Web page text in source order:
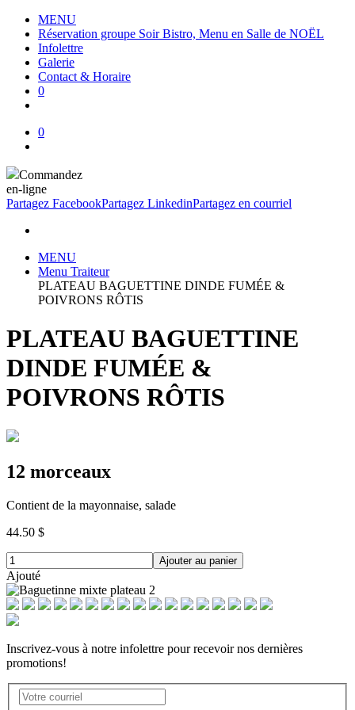
MENU
Réservation groupe Soir Bistro, Menu en Salle de NOËL
Infolettre
Galerie
Contact & Horaire
0
0
Commandez
en-ligne
Partagez FacebookPartagez LinkedinPartagez en courriel
MENU
Menu Traiteur
PLATEAU BAGUETTINE DINDE FUMÉE &
POIVRONS RÔTIS
PLATEAU BAGUETTINE
DINDE FUMÉE &
POIVRONS RÔTIS
12 morceaux
Contient de la mayonnaise, salade
44.50 $
Ajouter au panier
Ajouté
Inscrivez-vous à notre infolettre pour recevoir nos dernières
promotions!